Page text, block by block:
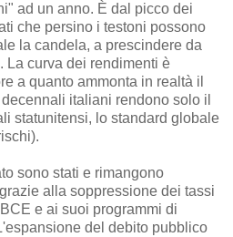
ad un anno. È dal picco dei
che persino i testoni possono
la candela, a prescindere da
La curva dei rendimenti è
a quanto ammonta in realtà il
italiani rendono solo il
statunitensi, lo standard globale
sono stati e rimangono
alla soppressione dei tassi
e ai suoi programmi di
del debito pubblico